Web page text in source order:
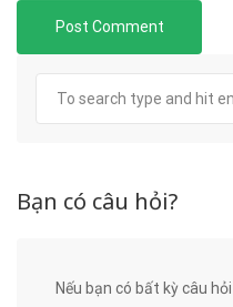
Bạn có câu hỏi?
Nếu bạn có bất kỳ câu